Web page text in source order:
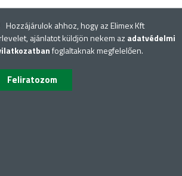
Hozzájárulok ahhoz, hogy az Elimex Kft
ajánlatot küldjön nekem az adatvédelmi
foglaltaknak megfelelően.